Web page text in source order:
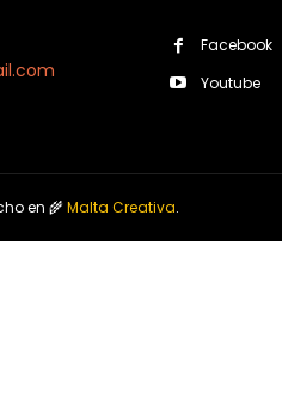
Facebook
Youtube
en 🌾Malta Creativa.